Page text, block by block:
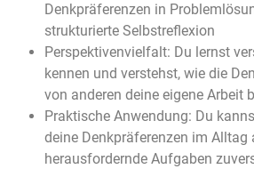
Denkpräferenzen in
strukturierte Selbstreflexion
Perspektivenvielfalt: Du lernst
kennen und verstehst, wie die
von anderen deine eigene Arbeit
Praktische Anwendung: Du
deine Denkpräferenzen im Alltag
herausfordernde Aufgaben